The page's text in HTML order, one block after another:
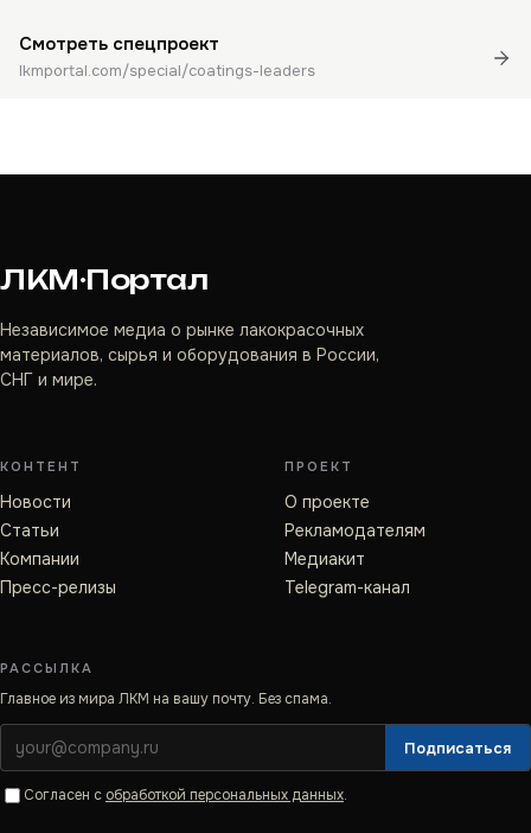
Смотреть спецпроект
lkmportal.com/special/coatings-leaders
ЛКМ·Портал
Независимое медиа о рынке лакокрасочных
материалов, сырья и оборудования в России,
СНГ и мире.
КОНТЕНТ
Новости
Статьи
Компании
Пресс-релизы
ПРОЕКТ
О проекте
Рекламодателям
Медиакит
Telegram-канал
РАССЫЛКА
Главное из мира ЛКМ на вашу почту. Без спама.
Подписаться
Согласен с обработкой персональных данных.